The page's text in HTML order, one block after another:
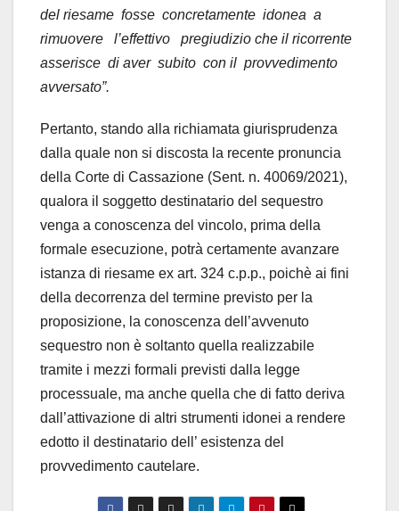
del riesame fosse concretamente idonea a
rimuovere l’effettivo pregiudizio che il ricorrente
asserisce di aver subito con il provvedimento
avversato”.
Pertanto, stando alla richiamata giurisprudenza
dalla quale non si discosta la recente pronuncia
della Corte di Cassazione (Sent. n. 40069/2021),
qualora il soggetto destinatario del sequestro
venga a conoscenza del vincolo, prima della
formale esecuzione, potrà certamente avanzare
istanza di riesame ex art. 324 c.p.p., poichè ai fini
della decorrenza del termine previsto per la
proposizione, la conoscenza dell’avvenuto
sequestro non è soltanto quella realizzabile
tramite i mezzi formali previsti dalla legge
processuale, ma anche quella che di fatto deriva
dall’attivazione di altri strumenti idonei a rendere
edotto il destinatario dell’ esistenza del
provvedimento cautelare.